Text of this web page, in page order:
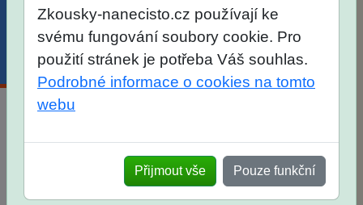
Menu Účet Košík
po skutečných přijímacích
zkouškách
Zkousky-nanecisto.cz používají ke
svému fungování soubory cookie. Pro
použití stránek je potřeba Váš souhlas.
Podrobné informace o cookies na tomto
webu
Přijmout vše Pouze funkční